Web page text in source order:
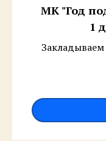
МК "Год
1